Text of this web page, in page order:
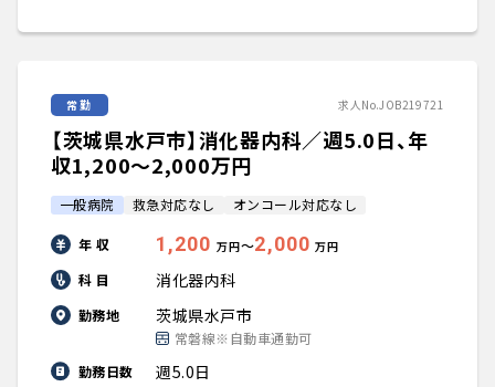
常勤 求人No.JOB219721
【茨城県水戸市】消化器内科／週5.0日、年
収1,200〜2,000万円
一般病院 救急対応なし オンコール対応なし
年 収 1,200 万円〜2,000 万円
科 目 消化器内科
勤務地 茨城県水戸市
常磐線※自動車通勤可
勤務日数
週5.0日